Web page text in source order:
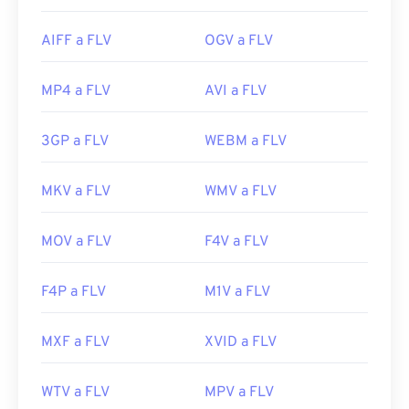
AIFF a FLV OGV a FLV
MP4 a FLV AVI a FLV
3GP a FLV WEBM a FLV
MKV a FLV WMV a FLV
MOV a FLV F4V a FLV
F4P a FLV M1V a FLV
MXF a FLV XVID a FLV
WTV a FLV MPV a FLV